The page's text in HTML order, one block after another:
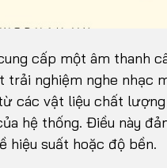
cấp một âm thanh
nghiệm nghe nhạc
các vật liệu chất
hệ thống. Điều này
hiệu suất hoặc độ bền.